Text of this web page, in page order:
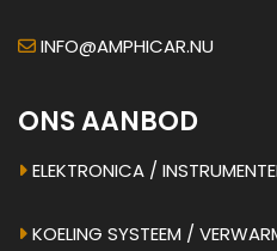
INFO@AMPHICAR.NU
ONS AANBOD
ELEKTRONICA /
KOELING SYSTEEM /